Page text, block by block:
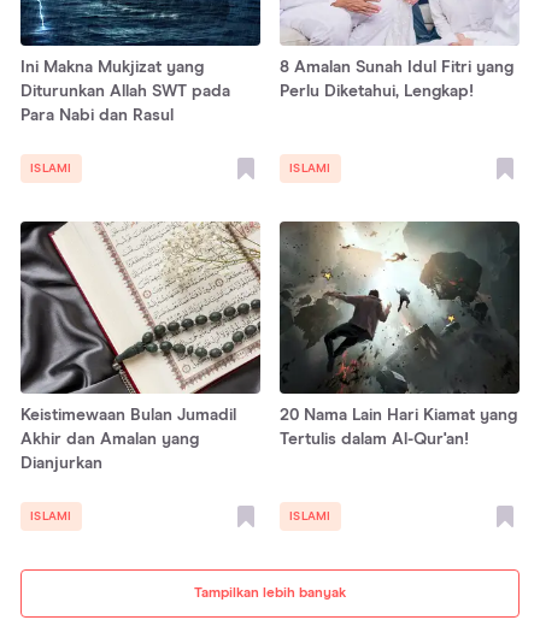
Tampilkan lebih banyak
Ini Makna Mukjizat yang
Diturunkan Allah SWT pada
Para Nabi dan Rasul
ISLAMI
8 Amalan Sunah Idul Fitri yang
Perlu Diketahui, Lengkap!
ISLAMI
Keistimewaan Bulan Jumadil
Akhir dan Amalan yang
Dianjurkan
ISLAMI
20 Nama Lain Hari Kiamat yang
Tertulis dalam Al-Qur'an!
ISLAMI